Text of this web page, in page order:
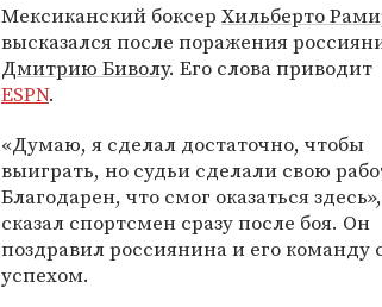
Мексиканский боксер Хильберто
высказался после поражения
Дмитрию Биволу. Его слова приводит
ESPN.
«Думаю, я сделал достаточно, чтобы
выиграть, но судьи сделали свою
Благодарен, что смог оказаться
сказал спортсмен сразу после боя. Он
поздравил россиянина и его команду
успехом.